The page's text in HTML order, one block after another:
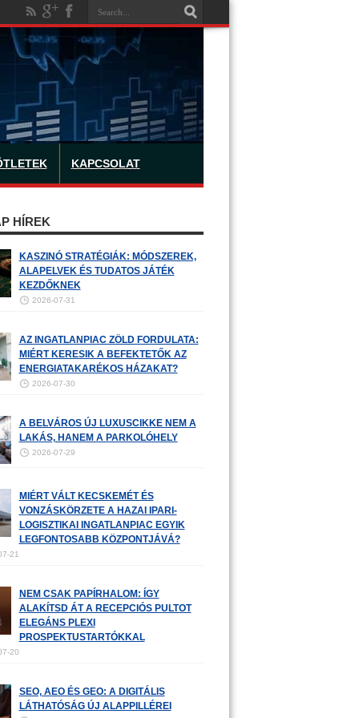
KAPCSOLAT
HÍREK
KASZINÓ STRATÉGIÁK: MÓDSZEREK,
ALAPELVEK ÉS TUDATOS JÁTÉK
KEZDŐKNEK
2026-07-31
AZ INGATLANPIAC ZÖLD FORDULATA:
MIÉRT KERESIK A BEFEKTETŐK AZ
ENERGIATAKARÉKOS HÁZAKAT?
2026-07-30
A BELVÁROS ÚJ LUXUSCIKKE NEM A
LAKÁS, HANEM A PARKOLÓHELY
2026-07-29
MIÉRT VÁLT KECSKEMÉT ÉS
VONZÁSKÖRZETE A HAZAI IPARI-
LOGISZTIKAI INGATLANPIAC EGYIK
LEGFONTOSABB KÖZPONTJÁVÁ?
21
NEM CSAK PAPÍRHALOM: ÍGY
ALAKÍTSD ÁT A RECEPCIÓS PULTOT
ELEGÁNS PLEXI
PROSPEKTUSTARTÓKKAL
20
SEO, AEO ÉS GEO: A DIGITÁLIS
LÁTHATÓSÁG ÚJ ALAPPILLÉREI